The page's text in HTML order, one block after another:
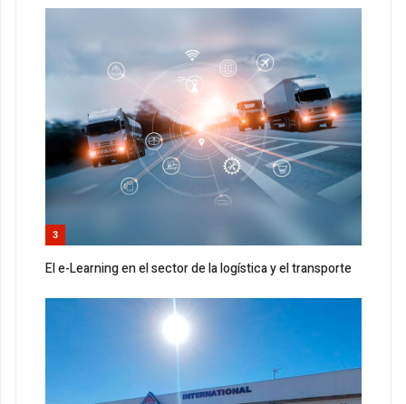
3
El e-Learning en el sector de la logística y el transporte